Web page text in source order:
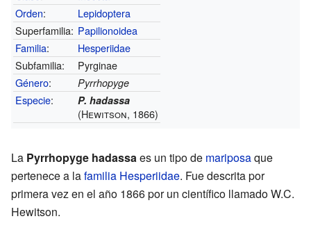
Orden:
Lepidoptera
Superfamilia: Papilionoidea
Familia:
Hesperiidae
Subfamilia:
Pyrginae
Género: Pyrrhopyge
Especie: P. hadassa
(Hewitson, 1866)
La Pyrrhopyge hadassaes un tipo de mariposaque
pertenece a lafamilia Hesperiidae. Fue descrita por
primera vez en el año 1866 por un científico llamado W.C.
Hewitson.